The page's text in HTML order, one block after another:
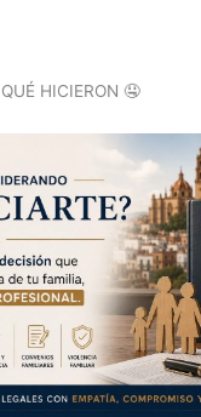
HICIERON 🤤